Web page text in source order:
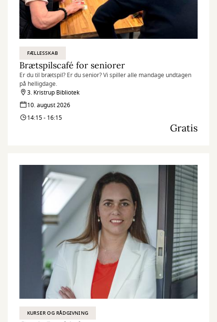
FÆLLESSKAB
Brætspilscafé for seniorer
Er du til brætspil? Er du senior? Vi spiller alle mandage undtagen
på helligdage.
3. Kristrup Bibliotek
10. august 2026
14:15 - 16:15
Gratis
KURSER OG RÅDGIVNING